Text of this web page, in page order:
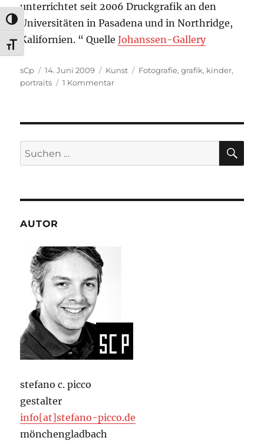
UMSCHALTEN AUF HOHE KONTRASTE
SCHRIFT VERGRÖSSERN
unterrichtet seit 2006 Druckgrafik an den
Universitäten in Pasadena und in Northridge,
Kalifornien. “ QuelleJohanssen-Gallery
Autor
sCp
Veröffentlicht
am
14. Juni 2009 Kategorien
Kunst Schlagwörter
Fotografie,grafik, kinder,
portraits
1 Kommentarzu
Sandberg
Suchen
nach:
AUTOR
stefano c. picco
gestalter
info[at]stefano-picco.de
mönchengladbach